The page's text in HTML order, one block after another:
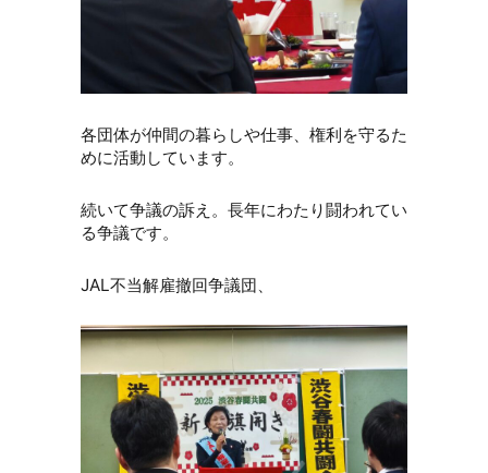
各団体が仲間の暮らしや仕事、権利を守るた
めに活動しています。
続いて争議の訴え。長年にわたり闘われてい
る争議です。
JAL不当解雇撤回争議団、